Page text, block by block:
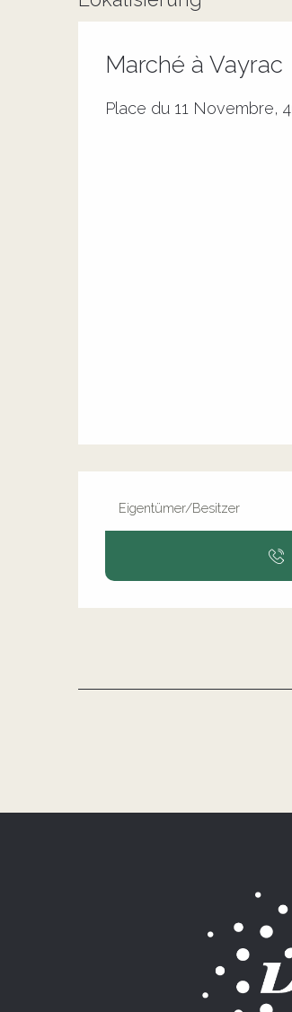
Marché à Vayrac
Place du 11 Novembre,
Eigentümer/Besitzer